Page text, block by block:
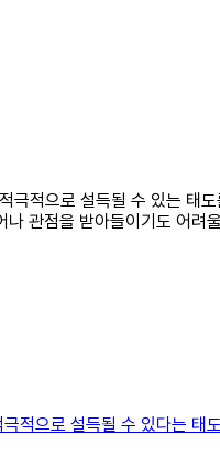
극적으로 설득될 수 있는 태
관점을 받아들이기도 어려
적으로 설득될 수 있다는 태